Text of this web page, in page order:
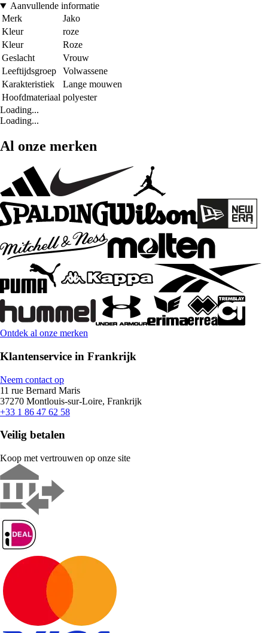
Aanvullende informatie
Merk
Jako
Kleur
roze
Kleur
Roze
Geslacht
Vrouw
Leeftijdsgroep
Volwassene
Karakteristiek
Lange mouwen
Hoofdmateriaal polyester
Loading...
Loading...
Al onze merken
Ontdek al onze merken
Klantenservice in Frankrijk
Neem contact op
11 rue Bernard Maris
37270 Montlouis-sur-Loire, Frankrijk
+33 1 86 47 62 58
Veilig betalen
Koop met vertrouwen op onze site